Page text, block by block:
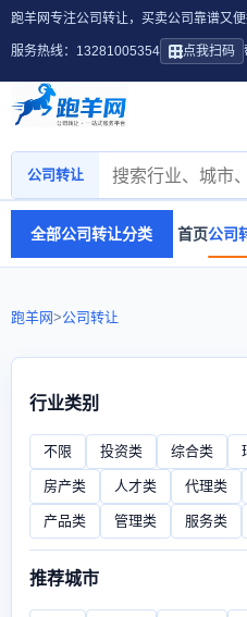
跑羊网专注公司转让，买卖公司靠谱又
服务热线：13281005354 点我扫码
公司转让
全部公司转让分类 首页公司
跑羊网>公司转让
行业类别
不限 投资类 综合类
房产类 人才类 代理类
产品类 管理类 服务类
推荐城市